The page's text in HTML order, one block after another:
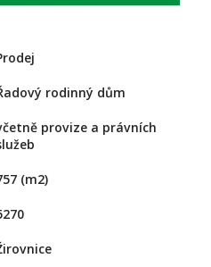
rodinný dům
provize a právních
(m2)